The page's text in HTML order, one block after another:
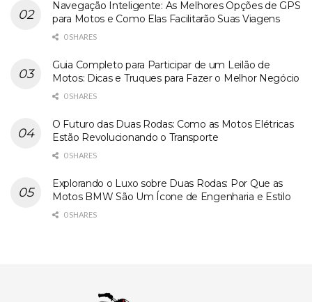
Navegação Inteligente: As Melhores Opções de GPS
para Motos e Como Elas Facilitarão Suas Viagens
0 SHARES
Guia Completo para Participar de um Leilão de
Motos: Dicas e Truques para Fazer o Melhor Negócio
0 SHARES
O Futuro das Duas Rodas: Como as Motos Elétricas
Estão Revolucionando o Transporte
0 SHARES
Explorando o Luxo sobre Duas Rodas: Por Que as
Motos BMW São Um Ícone de Engenharia e Estilo
0 SHARES